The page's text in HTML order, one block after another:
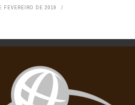
FEVEREIRO DE 2019